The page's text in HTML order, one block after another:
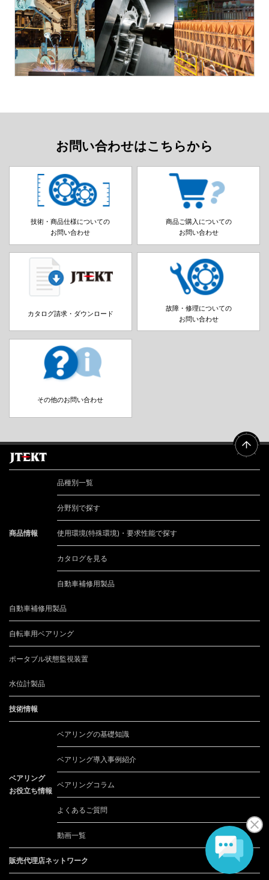
お問い合わせはこちらから
技術・商品仕様についての
お問い合わせ
商品ご購入についての
お問い合わせ
カタログ請求・ダウンロード
故障・修理についての
お問い合わせ
その他のお問い合わせ
商品情報
品種別一覧
分野別で探す
使用環境(特殊環境)・要求性能で探す
カタログを見る
自動車補修用製品
自動車補修用製品
自転車用ベアリング
ポータブル状態監視装置
水位計製品
技術情報
ベアリング
お役立ち情報
ベアリングの基礎知識
ベアリング導入事例紹介
ベアリングコラム
よくあるご質問
動画一覧
販売代理店ネットワーク